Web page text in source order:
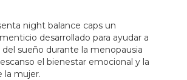
night balance caps un
desarrollado para ayudar a
del sueño durante la menopausia
el bienestar emocional y la
la mujer.